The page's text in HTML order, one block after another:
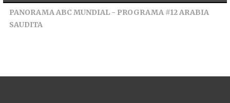
PANORAMA ABC MUNDIAL - PROGRAMA #12 ARABIA
SAUDITA